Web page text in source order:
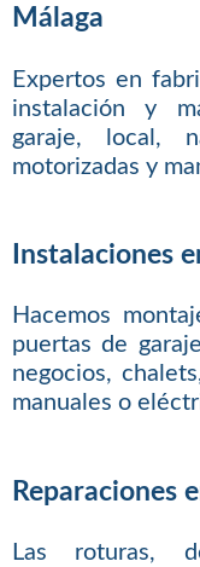
Málaga
Expertos en
instalación y
garaje, local,
motorizadas y
Instalaciones
Hacemos
puertas de
negocios,
manuales o
Reparaciones
Las roturas,